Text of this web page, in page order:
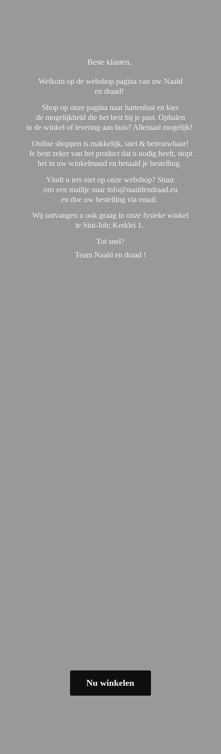
Beste klanten,
Welkom op de webshop pagina van uw Naald
en draad!
Shop op onze pagina naar hartenlust en kies
de mogelijkheid die het best bij je past. Ophalen
in de winkel of levering aan huis? Allemaal mogelijk!
Online shoppen is makkelijk, snel & betrouwbaar!
Je bent zeker van het product dat u nodig heeft, stopt
het in uw winkelmand en betaald je bestelling.
Vindt u iets niet op onze webshop? Stuur
ons een mailtje naar info@naaldendraad.eu
en doe uw bestelling via email.
Wij ontvangen u ook graag in onze fysieke winkel
te Sint-Job; Kerklei 1.
Tot snel?
Team Naald en draad !
Nu winkelen